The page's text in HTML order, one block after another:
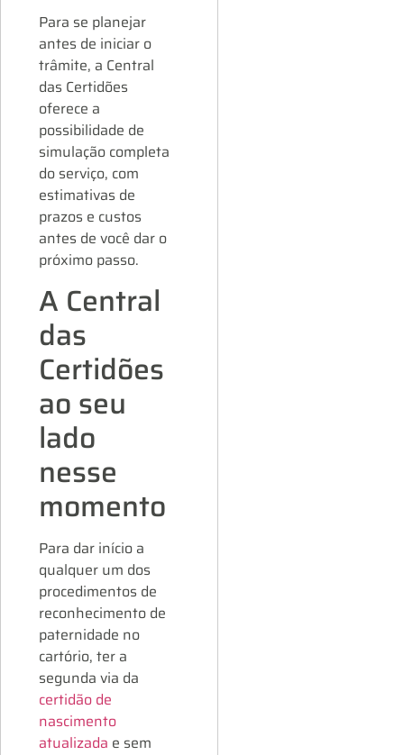
Para se planejar
antes de iniciar o
trâmite, a Central
das Certidões
oferece a
possibilidade de
simulação completa
do serviço, com
estimativas de
prazos e custos
antes de você dar o
próximo passo.
A Central
das
Certidões
ao seu
lado
nesse
momento
Para dar início a
qualquer um dos
procedimentos de
reconhecimento de
paternidade no
cartório, ter a
segunda via da
certidão de
nascimento
atualizada e sem